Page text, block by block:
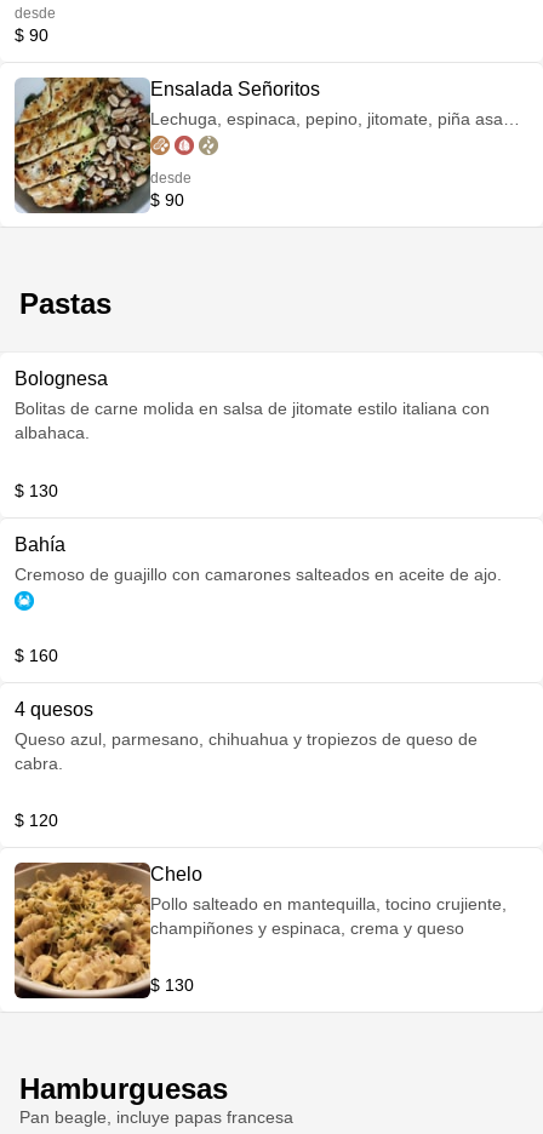
desde
$ 90
Ensalada Señoritos
Lechuga, espinaca, pepino, jitomate, piña asada
y aguacate. Semillas: cacahuate, semilla de
desde
$ 90
Pastas
Bolognesa
Bolitas de carne molida en salsa de jitomate estilo italiana con
albahaca.
$ 130
Bahía
Cremoso de guajillo con camarones salteados en aceite de ajo.
$ 160
4 quesos
Queso azul, parmesano, chihuahua y tropiezos de queso de
cabra.
$ 120
Chelo
Pollo salteado en mantequilla, tocino crujiente,
champiñones y espinaca, crema y queso
$ 130
Hamburguesas
Pan beagle, incluye papas francesa